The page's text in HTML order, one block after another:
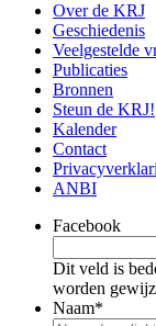
Over de KRJ
Geschiedenis
Veelgestelde
Publicaties
Bronnen
Steun de KRJ!
Kalender
Contact
ANBI
Facebook
Dit veld is
worden
Naam*